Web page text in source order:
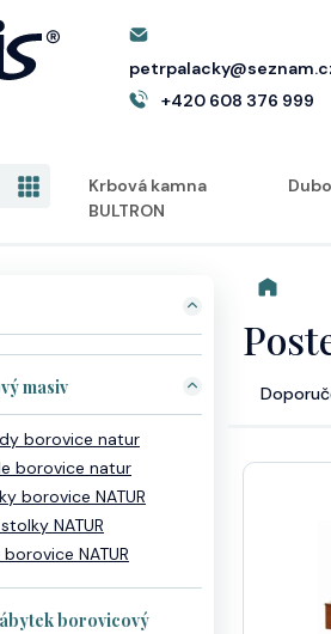
+420 608 376 999
Krbová kamna
BULTRON
masiv
borovice natur
borovice natur
borovice NATUR
NATUR
NATUR
borovicový